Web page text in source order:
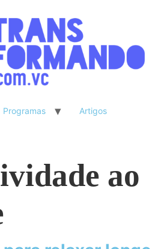
Programas Artigos
ao